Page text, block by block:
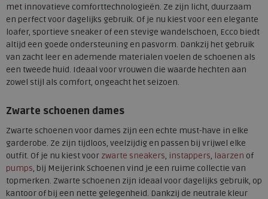
met innovatieve comforttechnologieën. Ze zijn licht, duurzaam
en perfect voor dagelijks gebruik. Of je nu kiest voor een elegante
loafer, sportieve sneaker of een stevige wandelschoen, Ecco biedt
altijd een goede ondersteuning en pasvorm. Dankzij het gebruik
van zacht leer en ademende materialen voelen de schoenen als
een tweede huid. Ideaal voor vrouwen die waarde hechten aan
zowel stijl als comfort, ongeacht het seizoen.
Zwarte schoenen dames
Zwarte schoenen voor dames zijn een echte must-have in elke
garderobe. Ze zijn tijdloos, veelzijdig en passen bij vrijwel elke
outfit. Of je nu kiest voor zwarte sneakers, instappers, laarzen of
pumps, bij Meijerink Schoenen vind je een ruime collectie van
topmerken. Zwarte schoenen zijn ideaal voor dagelijks gebruik, op
kantoor of bij een nette gelegenheid. Dankzij de neutrale kleur